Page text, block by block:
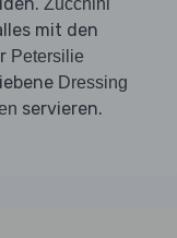
Zucchini
mit den
Petersilie
Dressing
servieren.